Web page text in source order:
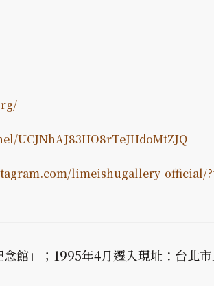
UCJNhAJ83HO8rTeJHdoMtZJQ
limeishugallery_official/
館」；1995年4月遷入現址：台北